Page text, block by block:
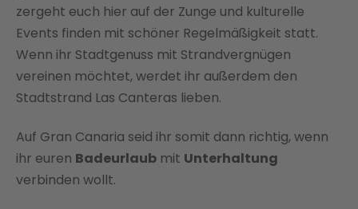
zergeht euch hier auf der Zunge und kulturelle
Events finden mit schöner Regelmäßigkeit statt.
Wenn ihr Stadtgenuss mit Strandvergnügen
vereinen möchtet, werdet ihr außerdem den
Stadtstrand Las Canteras lieben.
Auf Gran Canaria seid ihr somit dann richtig, wenn
ihr euren Badeurlaub mit Unterhaltung
verbinden wollt.